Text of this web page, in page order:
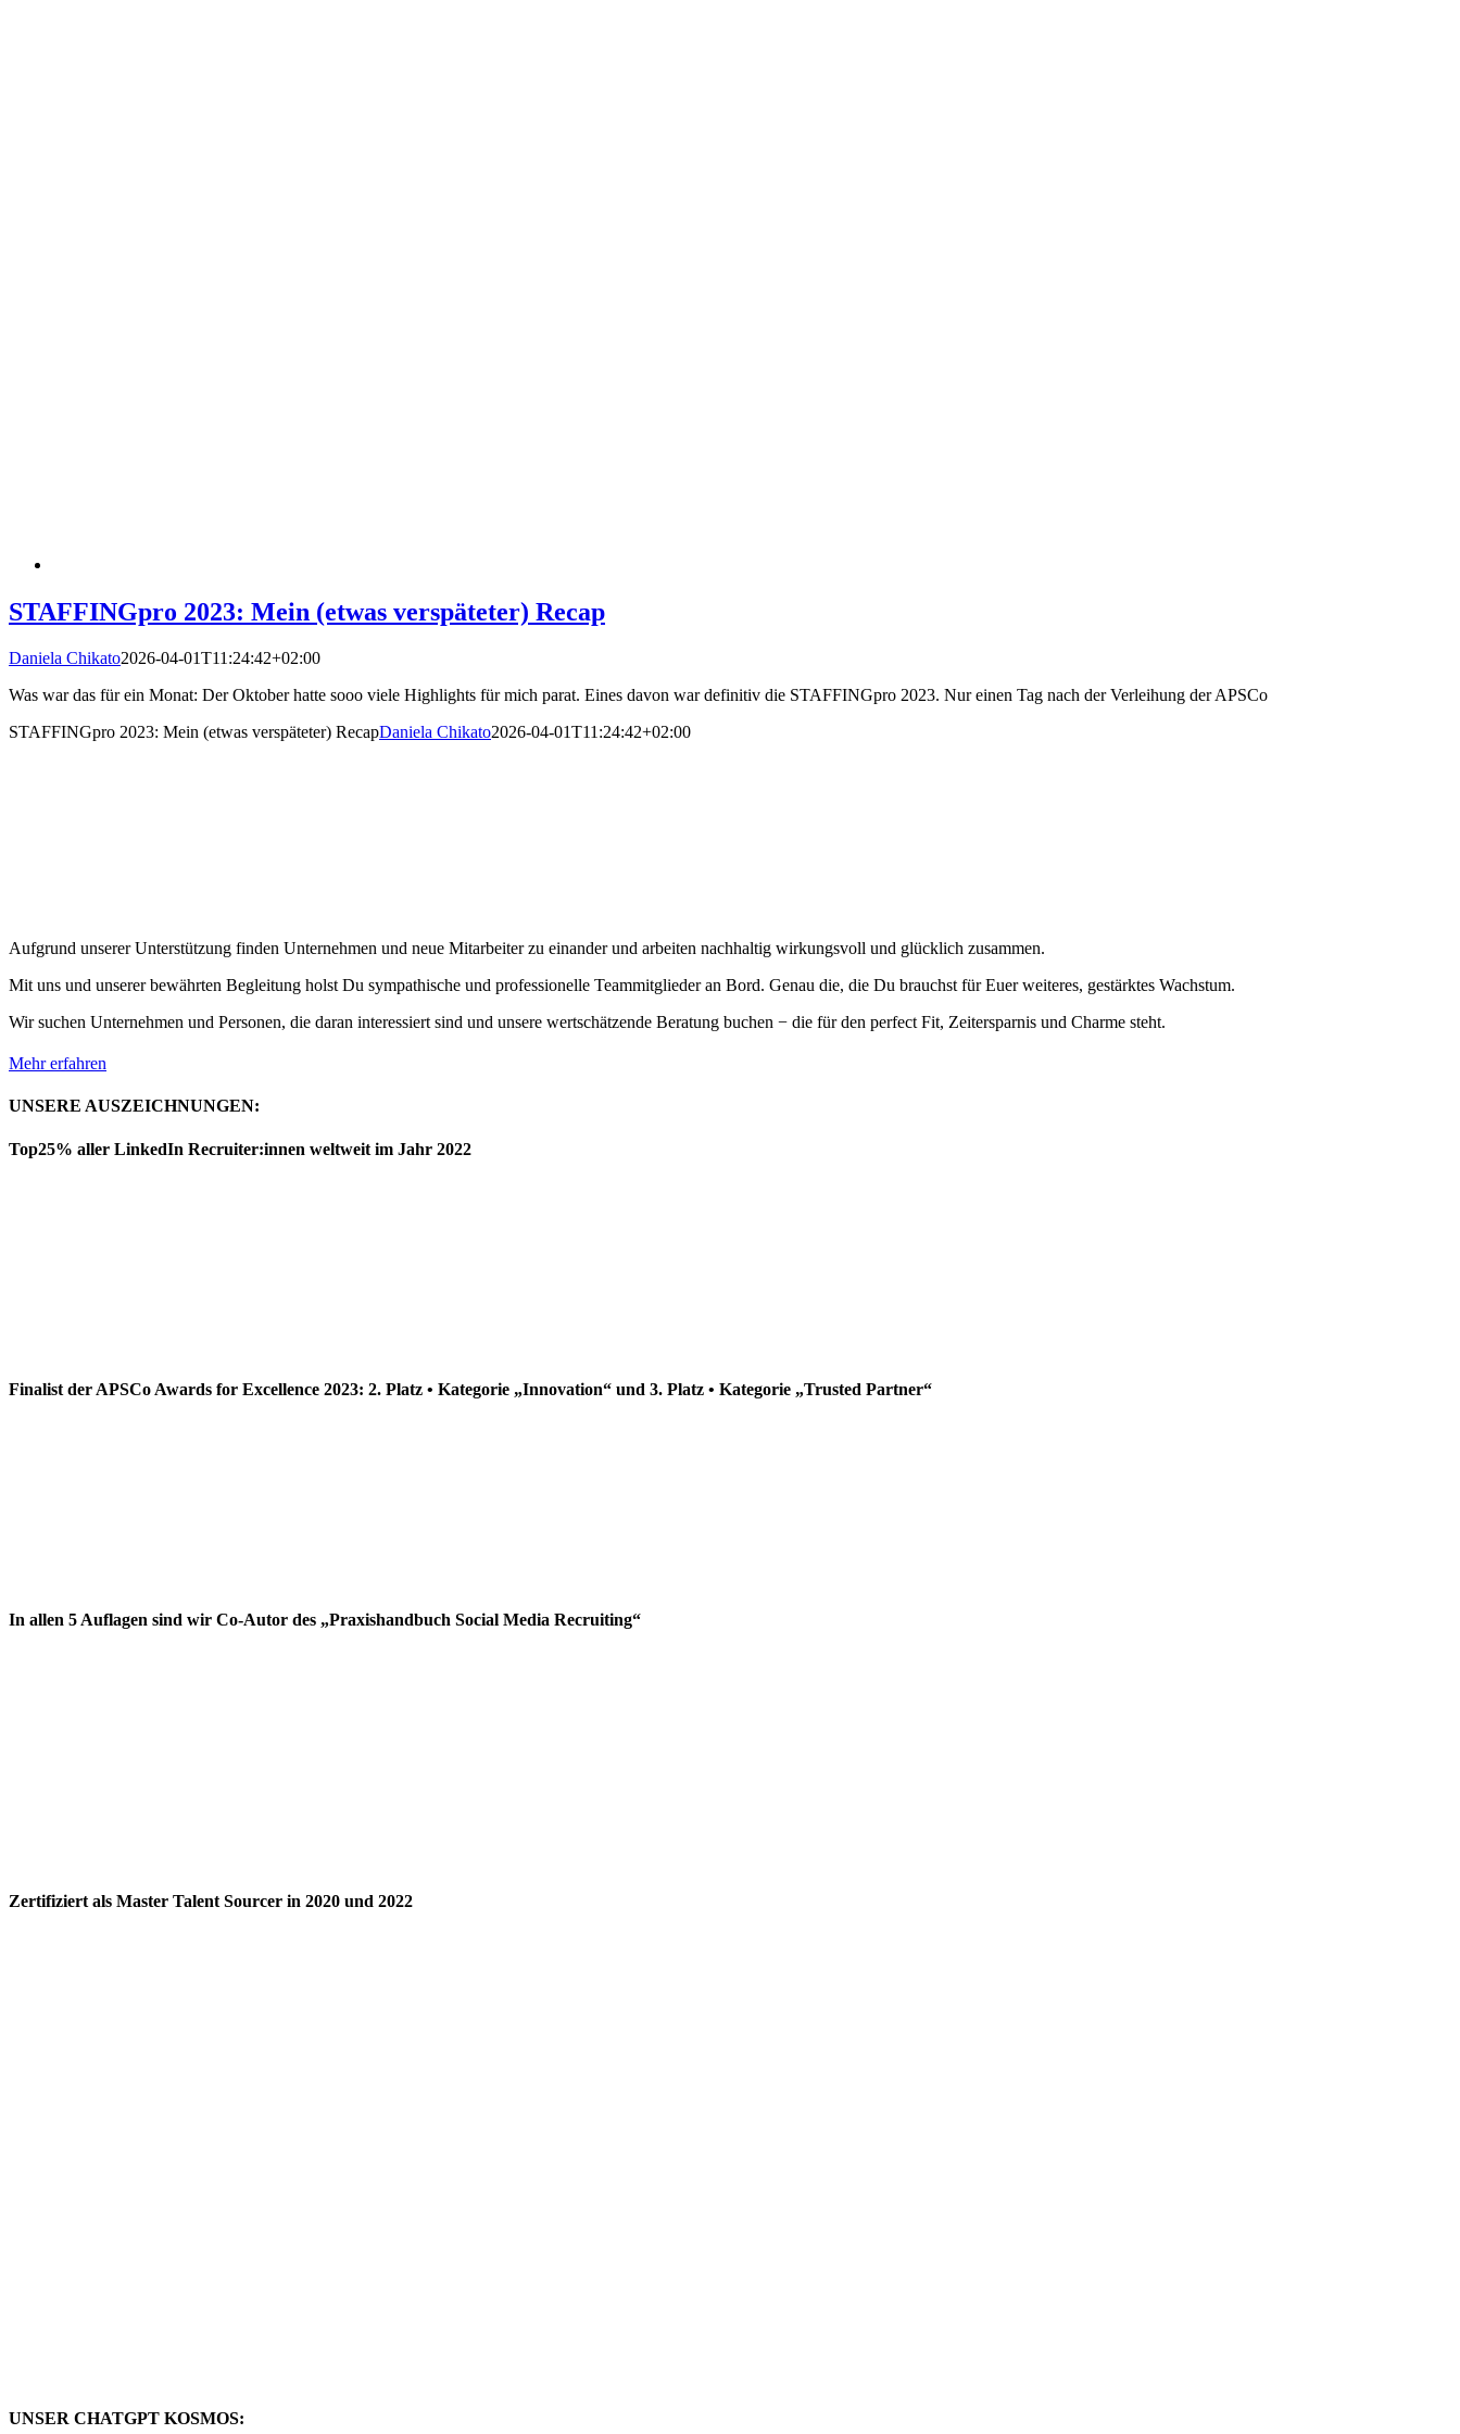
STAFFINGpro 2023: Mein (etwas verspäteter) Recap
Daniela Chikato2026-04-01T11:24:42+02:00
Was war das für ein Monat: Der Oktober hatte sooo viele Highlights für mich parat. Eines davon war definitiv die STAFFINGpro 2023. Nur einen Tag nach der Verleihung der APSCo
STAFFINGpro 2023: Mein (etwas verspäteter) RecapDaniela Chikato2026-04-01T11:24:42+02:00
Aufgrund unserer Unterstützung finden Unternehmen und neue Mitarbeiter zu einander und arbeiten nachhaltig wirkungsvoll und glücklich zusammen.
Mit uns und unserer bewährten Begleitung holst Du sympathische und professionelle Teammitglieder an Bord. Genau die, die Du brauchst für Euer weiteres, gestärktes Wachstum.
Wir suchen Unternehmen und Personen, die daran interessiert sind und unsere wertschätzende Beratung buchen − die für den perfect Fit, Zeitersparnis und Charme steht.
Mehr erfahren
UNSERE AUSZEICHNUNGEN:
Top25% aller LinkedIn Recruiter:innen weltweit im Jahr 2022
Finalist der APSCo Awards for Excellence 2023: 2. Platz • Kategorie „Innovation“ und 3. Platz • Kategorie „Trusted Partner“
In allen 5 Auflagen sind wir Co-Autor des „Praxishandbuch Social Media Recruiting“
Zertifiziert als Master Talent Sourcer in 2020 und 2022
UNSER CHATGPT KOSMOS: